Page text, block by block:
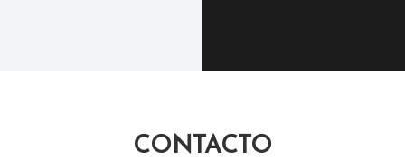
CONTACTO